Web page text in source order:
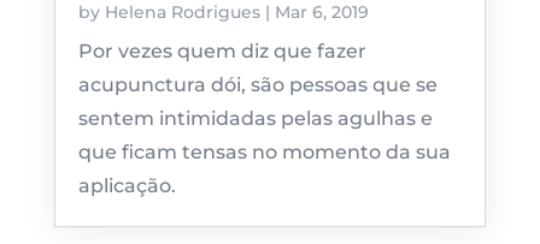
by Helena Rodrigues| Mar 6, 2019
Por vezes quem diz que fazer
acupunctura dói, são pessoas que se
sentem intimidadas pelas agulhas e
que ficam tensas no momento da sua
aplicação.